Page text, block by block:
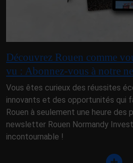
Découvrez Rouen comme
vu : Abonnez-vous à notre
Vous êtes curieux des réussites
innovants et des opportunités qui
Rouen à seulement une heure des
newsletter Rouen Normandy
incontournable !